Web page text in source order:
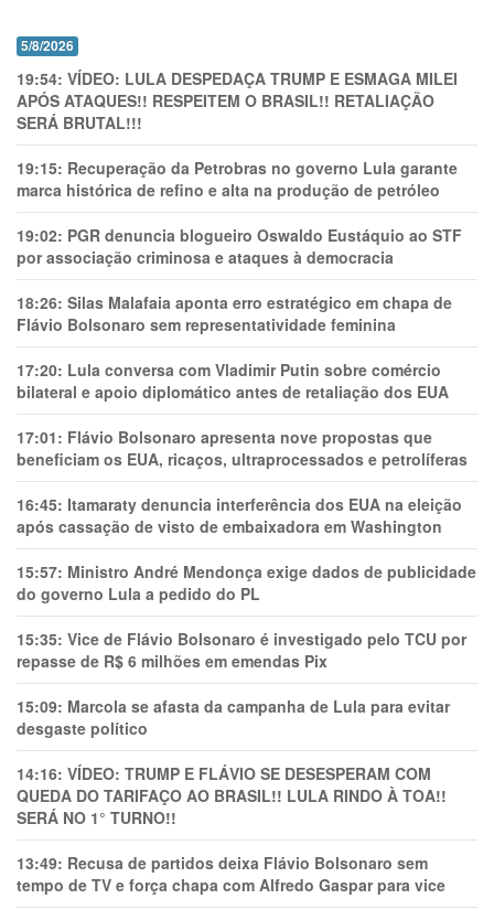
5/8/2026
19:54: VÍDEO: LULA DESPEDAÇA TRUMP E ESMAGA MILEI
APÓS ATAQUES!! RESPEITEM O BRASIL!! RETALIAÇÃO
SERÁ BRUTAL!!!
19:15: Recuperação da Petrobras no governo Lula garante
marca histórica de refino e alta na produção de petróleo
19:02: PGR denuncia blogueiro Oswaldo Eustáquio ao STF
por associação criminosa e ataques à democracia
18:26: Silas Malafaia aponta erro estratégico em chapa de
Flávio Bolsonaro sem representatividade feminina
17:20: Lula conversa com Vladimir Putin sobre comércio
bilateral e apoio diplomático antes de retaliação dos EUA
17:01: Flávio Bolsonaro apresenta nove propostas que
beneficiam os EUA, ricaços, ultraprocessados e petrolíferas
16:45: Itamaraty denuncia interferência dos EUA na eleição
após cassação de visto de embaixadora em Washington
15:57: Ministro André Mendonça exige dados de publicidade
do governo Lula a pedido do PL
15:35: Vice de Flávio Bolsonaro é investigado pelo TCU por
repasse de R$ 6 milhões em emendas Pix
15:09: Marcola se afasta da campanha de Lula para evitar
desgaste político
14:16: VÍDEO: TRUMP E FLÁVIO SE DESESPERAM COM
QUEDA DO TARIFAÇO AO BRASIL!! LULA RINDO À TOA!!
SERÁ NO 1° TURNO!!
13:49: Recusa de partidos deixa Flávio Bolsonaro sem
tempo de TV e força chapa com Alfredo Gaspar para vice